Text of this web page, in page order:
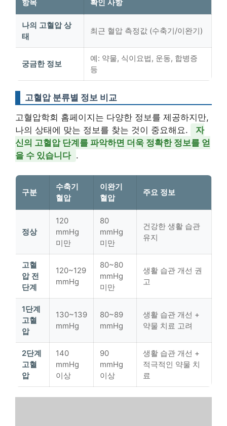
항목 확인 사항
나의 고혈압 상
태
최근 혈압 측정값 (수축기/이완기)
궁금한 정보
예: 약물, 식이요법, 운동, 합병증
등
고혈압 분류별 정보 비교
고혈압학회 홈페이지는 다양한 정보를 제공하지만,
나의 상태에 맞는 정보를 찾는 것이 중요해요.
자
신의 고혈압 단계를 파악하면 더욱 정확한 정보를 얻
을 수 있습니다 .
구분
수축기
혈압
이완기
혈압
주요 정보
정상
120
mmHg
미만
80
mmHg
미만
건강한 생활 습관
유지
고혈
압 전
단계
120~129
mmHg
80~80
mmHg
미만
생활 습관 개선 권
고
1단계
고혈
압
130~139
mmHg
80~89
mmHg
생활 습관 개선 +
약물 치료 고려
2단계
고혈
압
140
mmHg
이상
90
mmHg
이상
생활 습관 개선 +
적극적인 약물 치
료